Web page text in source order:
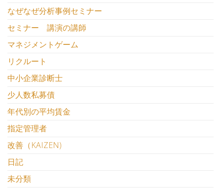
なぜなぜ分析事例セミナー
セミナー 講演の講師
マネジメントゲーム
リクルート
中小企業診断士
少人数私募債
年代別の平均賃金
指定管理者
改善（KAIZEN)
日記
未分類